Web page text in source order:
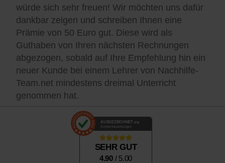
würde sich sehr freuen! Wir möchten uns dafür
dankbar zeigen und schreiben Ihnen eine
Prämie von 50 Euro gut. Diese wird als
Guthaben von Ihren nächsten Rechnungen
abgezogen, sobald auf Ihre Empfehlung hin ein
neuer Kunde bei einem Lehrer von Nachhilfe-
Team.net mindestens dreimal Unterricht
genommen hat.
AUSGEZEICHNET .org
Kundenbewertungen
SEHR GUT
4.90 / 5.00